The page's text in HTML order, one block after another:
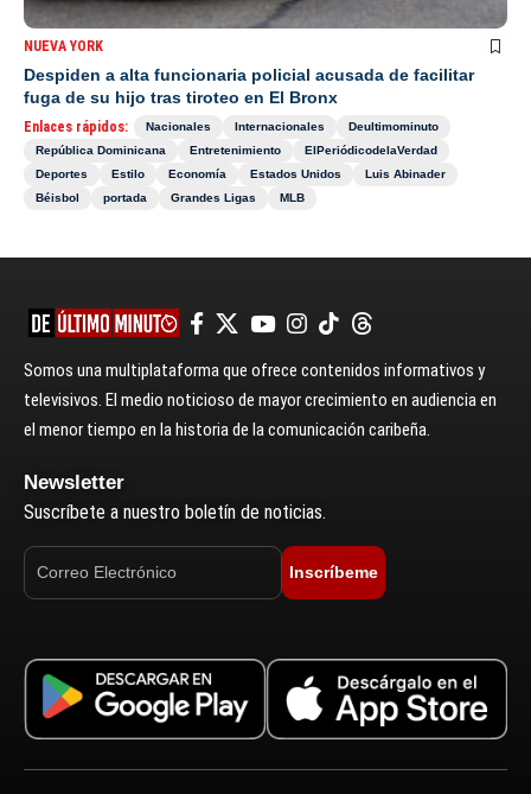
NUEVA YORK
Despiden a alta funcionaria policial acusada de facilitar
fuga de su hijo tras tiroteo en El Bronx
Enlaces rápidos: Nacionales Internacionales
Deultimominuto
República Dominicana
Entretenimiento
ElPeriódicodelaVerdad
Deportes
Estilo Economía Estados Unidos
Luis Abinader
Béisbol
portada Grandes Ligas MLB
Somos una multiplataforma que ofrece contenidos informativos y
televisivos. El medio noticioso de mayor crecimiento en audiencia en
el menor tiempo en la historia de la comunicación caribeña.
Newsletter
Suscríbete a nuestro boletín de noticias.
Inscríbeme